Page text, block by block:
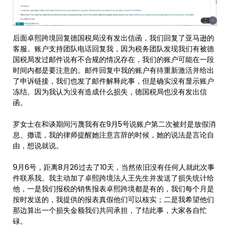
后面卓熙跨境回复德国税局没有发出信函，我们回复了亚马逊的
客服。账户支持团队电话回复我，因为税务团队发现我们有被德
国税局发过邮件说有不合规的情况存在，我们的账户可能在一段
时间内都是要注意的。邮件回复中我的账户有待重新激活并给出
了申诉链接，我们也发了邮件解释此事，但是确实没有显示账户
冻结。因为我认为没有造成什么损失，德国税局也没有发出信
函。
罗女士在和谈期间污蔑我有在9月5号说账户第二次被封是放假消
息、撒谎，我的律师提醒她注意言辞的时候，她的说法是言论自
由，想说就说。
9月6号，距离8月26过去了10天，当然依旧没有任何人就此次事
件联系我。我主动加了卓熙跨境法人王先生并发送了损失统计给
他，一是我们报税的销售报表卓熙跨境都是有的，我们每个月是
按时发送的，我提供的报表真假他们可以核实；二是我希望他们
那边算出一个损失金额我们共同承担，了结此事，大家各自忙
碌。